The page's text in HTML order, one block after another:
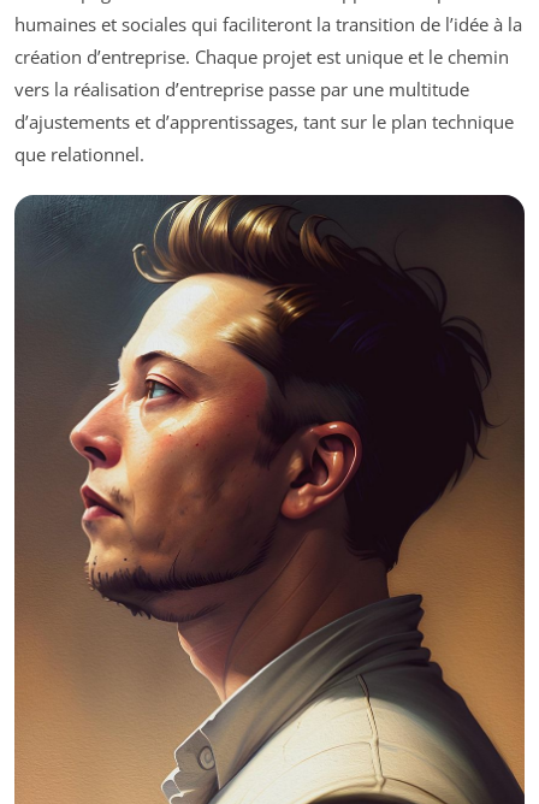
humaines et sociales qui faciliteront la transition de l’idée à la
création d’entreprise. Chaque projet est unique et le chemin
vers la réalisation d’entreprise passe par une multitude
d’ajustements et d’apprentissages, tant sur le plan technique
que relationnel.